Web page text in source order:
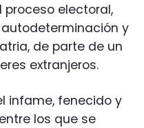
electoral,
y
de parte de un
extranjeros.
infame, fenecido y
los que se